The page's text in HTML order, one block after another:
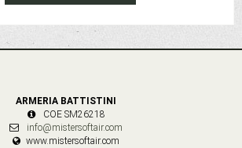
ARMERIA BATTISTINI
COE SM26218
info@mistersoftair.com
www.mistersoftair.com